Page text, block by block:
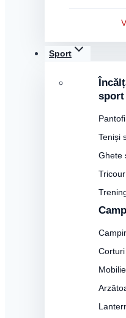
Sport
sport
Teniși
Ghete
Corturi